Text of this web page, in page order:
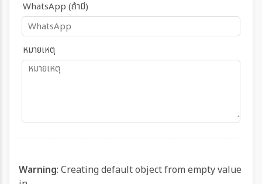
WhatsApp (ถ้ามี)
หมายเหตุ
Warning: Creating default object from empty value